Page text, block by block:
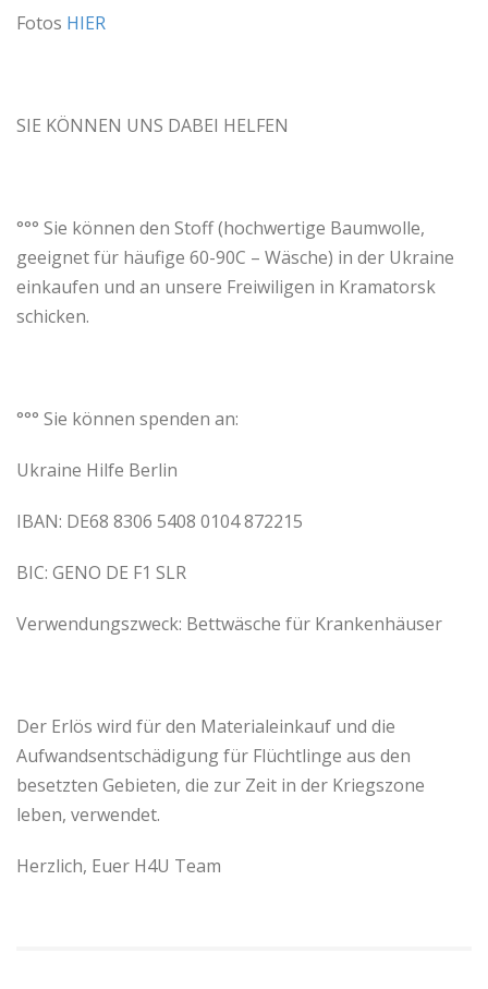
Fotos HIER
SIE KÖNNEN UNS DABEI HELFEN
°°° Sie können den Stoff (hochwertige Baumwolle,
geeignet für häufige 60-90C – Wäsche) in der Ukraine
einkaufen und an unsere Freiwiligen in Kramatorsk
schicken.
°°° Sie können spenden an:
Ukraine Hilfe Berlin
IBAN: DE68 8306 5408 0104 872215
BIC: GENO DE F1 SLR
Verwendungszweck: Bettwäsche für Krankenhäuser
Der Erlös wird für den Materialeinkauf und die
Aufwandsentschädigung für Flüchtlinge aus den
besetzten Gebieten, die zur Zeit in der Kriegszone
leben, verwendet.
Herzlich, Euer H4U Team